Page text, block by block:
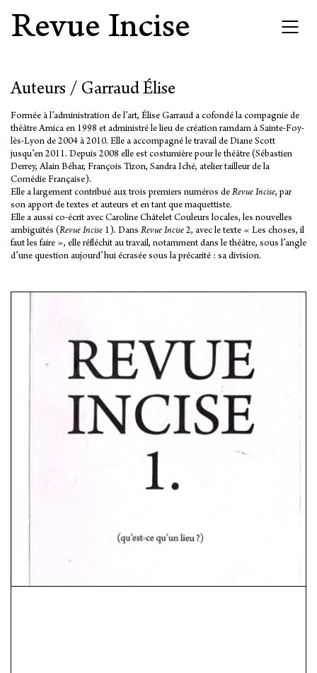
Revue Incise
Auteurs / Garraud Élise
Formée à l’administration de l’art, Élise Garraud a cofondé la compagnie de
théâtre Arnica en 1998 et administré le lieu de création ramdam à Sainte-Foy-
lès-Lyon de 2004 à 2010. Elle a accompagné le travail de Diane Scott
jusqu’en 2011. Depuis 2008 elle est costumière pour le théâtre (Sébastien
Derrey, Alain Béhar, François Tizon, Sandra Iché, atelier tailleur de la
Comédie Française).
Elle a largement contribué aux trois premiers numéros de Revue Incise, par
son apport de textes et auteurs et en tant que maquettiste.
Elle a aussi co-écrit avec Caroline Châtelet Couleurs locales, les nouvelles
ambiguïtés (Revue Incise 1). Dans Revue Incise 2, avec le texte « Les choses, il
faut les faire », elle réfléchit au travail, notamment dans le théâtre, sous l’angle
d’une question aujourd’hui écrasée sous la précarité : sa division.